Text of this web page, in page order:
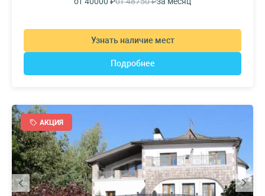
Узнать наличие мест
Подробнее
АКЦИЯ